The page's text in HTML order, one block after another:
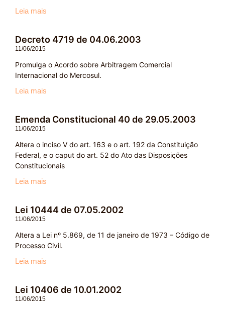
Leia mais
Decreto 4719 de 04.06.2003
11/06/2015
Promulga o Acordo sobre Arbitragem Comercial
Internacional do Mercosul.
Leia mais
Emenda Constitucional 40 de 29.05.2003
11/06/2015
Altera o inciso V do art. 163 e o art. 192 da Constituição
Federal, e o caput do art. 52 do Ato das Disposições
Constitucionais
Leia mais
Lei 10444 de 07.05.2002
11/06/2015
Altera a Lei nº 5.869, de 11 de janeiro de 1973 – Código de
Processo Civil.
Leia mais
Lei 10406 de 10.01.2002
11/06/2015